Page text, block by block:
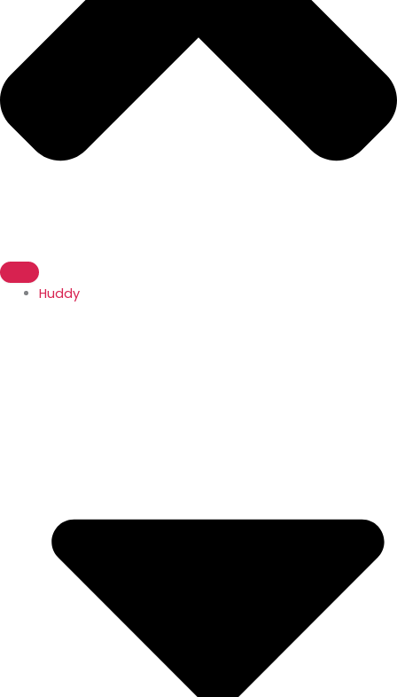
Huddy